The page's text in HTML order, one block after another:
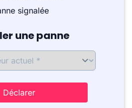
signalée
une panne
Déclarer